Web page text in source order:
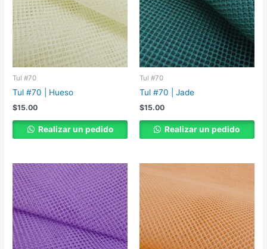
Tul #70
Tul #70 | Hueso
$15.00
Realizar un pedido
Tul #70
Tul #70 | Jade
$15.00
Realizar un pedido